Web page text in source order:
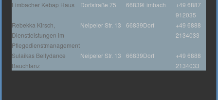
Limbacher Kebap Haus
Dorfstraße 75 66839Limbach
+49 6887
912035
Rebekka Kirsch,
Dienstleistungen im
Pflegedienstmanagement
Neipeler Str. 13 66839Dorf
+49 6888
2134033
Sulaikas Bellydance
Bauchtanz
Neipeler Str. 13 66839Dorf
+49 6888
2134033